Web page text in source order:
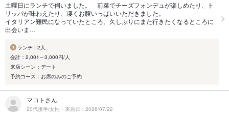
土曜日にランチで伺いました。 前菜でチーズフォンデュが楽しめたり、ト
リッパが味わえたり、凄くお腹いっぱいいただきました。
イタリアン難民になっていたところ、久しぶりにまた行きたくなるところに
出会いま…
ランチ | 2人
会計：2,001～3,000円/人
来店シーン：デート
予約コース：お席のみのご予約
マコトさん
20代後半/女性・来店日：2026/07/22